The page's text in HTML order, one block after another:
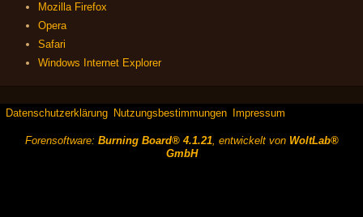
Mozilla Firefox
Opera
Safari
Windows Internet Explorer
Datenschutzerklärung Nutzungsbestimmungen Impressum
Forensoftware: Burning Board® 4.1.21, entwickelt von WoltLab®
GmbH